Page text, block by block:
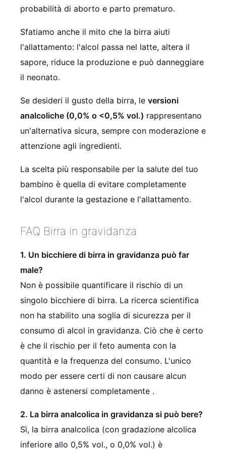
probabilità di aborto e parto prematuro.
Sfatiamo anche il mito che la birra aiuti
l'allattamento: l'alcol passa nel latte, altera il
sapore, riduce la produzione e può danneggiare
il neonato.
Se desideri il gusto della birra, le versioni
analcoliche (0,0% o <0,5% vol.) rappresentano
un'alternativa sicura, sempre con moderazione e
attenzione agli ingredienti.
La scelta più responsabile per la salute del tuo
bambino è quella di evitare completamente
l'alcol durante la gestazione e l'allattamento.
FAQ Birra in gravidanza
1. Un bicchiere di birra in gravidanza può far
male?
Non è possibile quantificare il rischio di un
singolo bicchiere di birra. La ricerca scientifica
non ha stabilito una soglia di sicurezza per il
consumo di alcol in gravidanza. Ciò che è certo
è che il rischio per il feto aumenta con la
quantità e la frequenza del consumo. L'unico
modo per essere certi di non causare alcun
danno è astenersi completamente .
2. La birra analcolica in gravidanza si può bere?
Sì, la birra analcolica (con gradazione alcolica
inferiore allo 0,5% vol., o 0,0% vol.) è